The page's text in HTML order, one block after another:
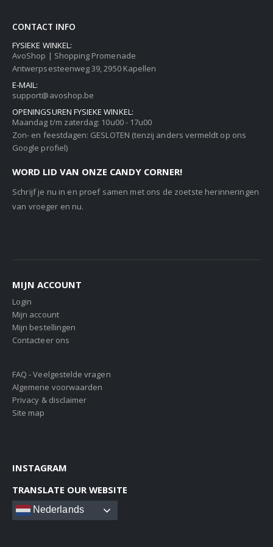
CONTACT INFO
FYSIEKE WINKEL:
AvoShop | Shopping Promenade
Antwerpsesteenweg 39, 2950 Kapellen
E-MAIL:
support@avoshop.be
OPENINGSUREN FYSIEKE WINKEL:
Maandag t/m zaterdag: 10u00 - 17u00
Zon- en feestdagen: GESLOTEN (tenzij anders vermeldt op ons
Google profiel)
WORD LID VAN ONZE CANDY CORNER!
Schrijf je nu in en proef samen met ons de zoetste herinneringen
van vroeger en nu.
MIJN ACCOUNT
Login
Mijn account
Mijn bestellingen
Contacteer ons
FAQ - Veelgestelde vragen
Algemene voorwaarden
Privacy & disclaimer
Site map
INSTAGRAM
TRANSLATE OUR WEBSITE
Nederlands